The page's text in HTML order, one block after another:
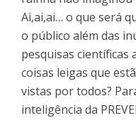
Ai,ai,ai… o que será
o público além das
pesquisas científicas
coisas leigas que
vistas por todos?
inteligência da